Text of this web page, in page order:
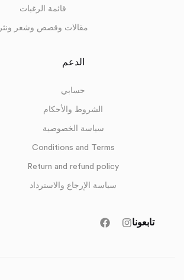
قائمة الرغبات
مقالات وقصص وشعر ونثر
الدعم
حسابي
الشروط والأحكام
سياسة الخصوصية
Conditions and Terms
Return and refund policy
سياسة الإرجاع والاسترداد
تابعونا